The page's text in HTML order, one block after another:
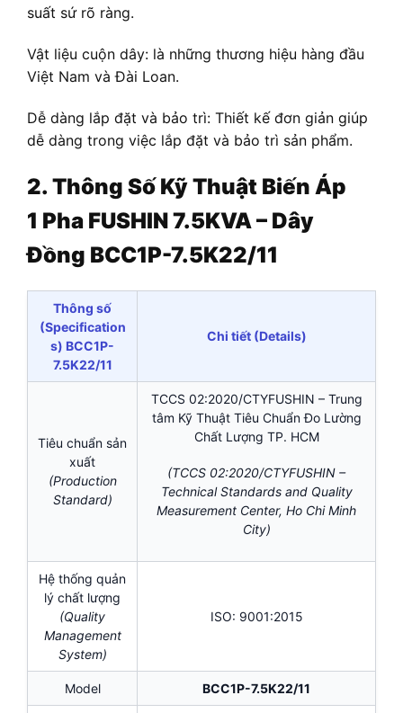
suất sứ rõ ràng.
Vật liệu cuộn dây: là những thương hiệu hàng đầu
Việt Nam và Đài Loan.
Dễ dàng lắp đặt và bảo trì: Thiết kế đơn giản giúp
dễ dàng trong việc lắp đặt và bảo trì sản phẩm.
2. Thông Số Kỹ Thuật Biến Áp
1 Pha FUSHIN 7.5KVA – Dây
Đồng BCC1P-7.5K22/11
Thông số
(Specification
s) BCC1P-
7.5K22/11
Chi tiết (Details)
Tiêu chuẩn sản
xuất
(Production
Standard)
TCCS 02:2020/CTYFUSHIN – Trung
tâm Kỹ Thuật Tiêu Chuẩn Đo Lường
Chất Lượng TP. HCM
(TCCS 02:2020/CTYFUSHIN –
Technical Standards and Quality
Measurement Center, Ho Chi Minh
City)
Hệ thống quản
lý chất lượng
(Quality
Management
System)
ISO: 9001:2015
Model BCC1P-7.5K22/11